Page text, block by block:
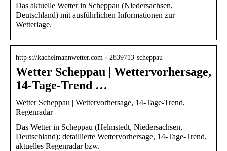
Das aktuelle Wetter in Scheppau (Niedersachsen,
Deutschland) mit ausführlichen Informationen zur
Wetterlage.
http s://kachelmannwetter.com › 2839713-scheppau
Wetter Scheppau | Wettervorhersage,
14-Tage-Trend …
Wetter Scheppau | Wettervorhersage, 14-Tage-Trend,
Regenradar
Das Wetter in Scheppau (Helmstedt, Niedersachsen,
Deutschland): detaillierte Wettervorhersage, 14-Tage-Trend,
aktuelles Regenradar bzw.